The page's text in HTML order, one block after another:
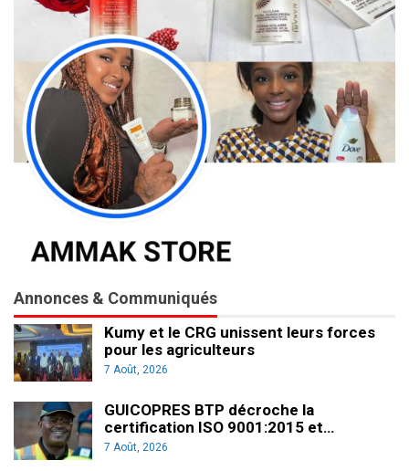
Annonces & Communiqués
Kumy et le CRG unissent leurs forces
pour les agriculteurs
7 Août, 2026
GUICOPRES BTP décroche la
certification ISO 9001:2015 et…
7 Août, 2026